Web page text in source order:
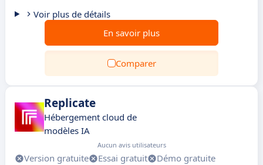
Voir plus de détails
En savoir plus
Comparer
Replicate
Hébergement cloud de
modèles IA
Aucun avis utilisateurs
Version gratuite Essai gratuit
Démo gratuite